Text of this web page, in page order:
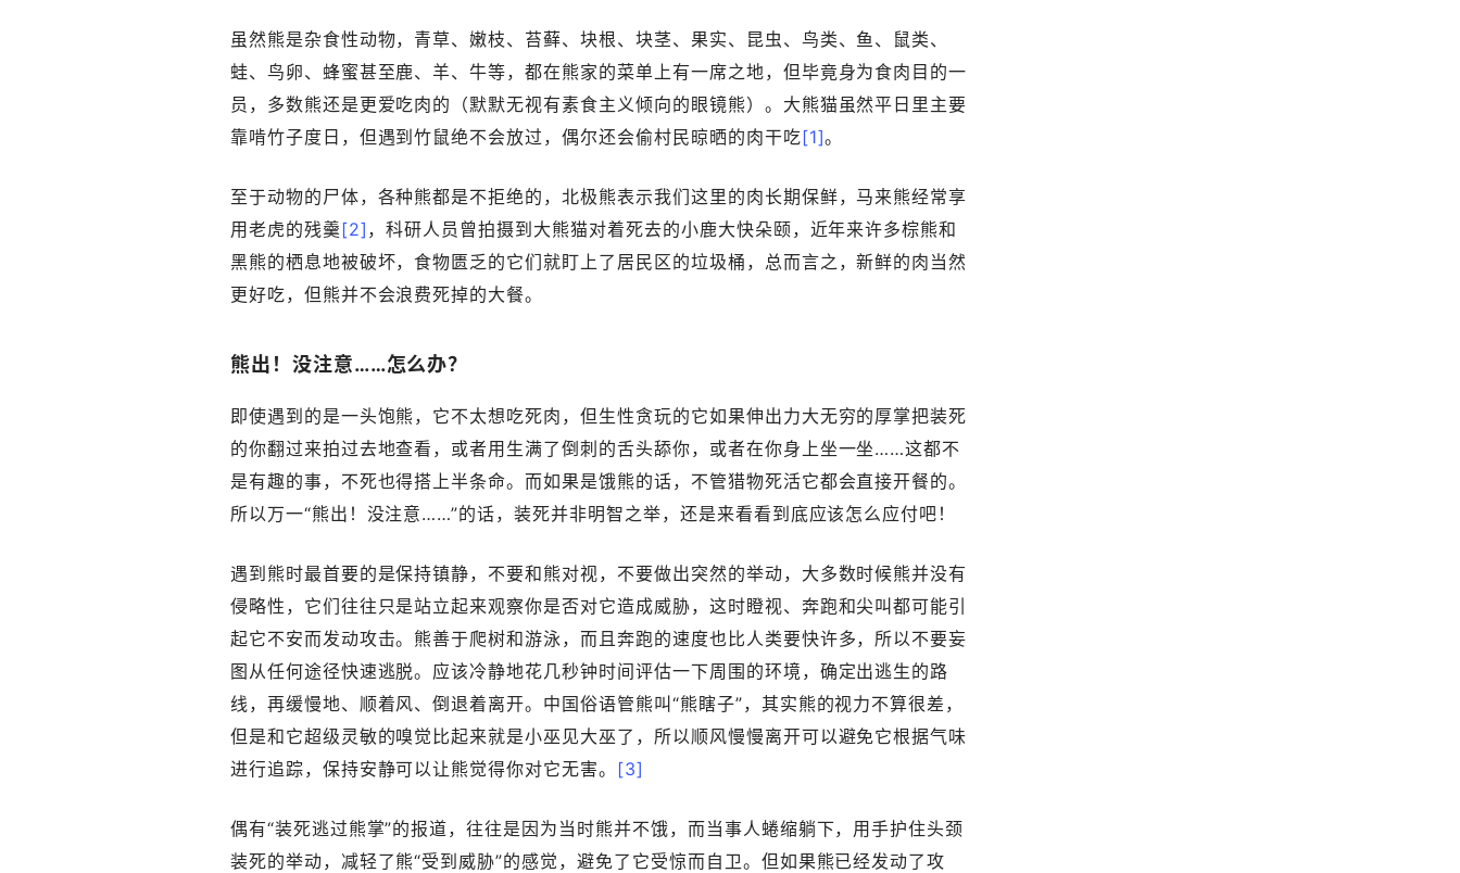
虽然熊是杂食性动物，青草、嫩枝、苔藓、块根、块茎、果实、昆虫、鸟类、鱼、鼠类、
蛙、鸟卵、蜂蜜甚至鹿、羊、牛等，都在熊家的菜单上有一席之地，但毕竟身为食肉目的一
员，多数熊还是更爱吃肉的（默默无视有素食主义倾向的眼镜熊）。大熊猫虽然平日里主要
靠啃竹子度日，但遇到竹鼠绝不会放过，偶尔还会偷村民晾晒的肉干吃[1]。
至于动物的尸体，各种熊都是不拒绝的，北极熊表示我们这里的肉长期保鲜，马来熊经常享
用老虎的残羹[2] ，科研人员曾拍摄到大熊猫对着死去的小鹿大快朵颐，近年来许多棕熊和
黑熊的栖息地被破坏，食物匮乏的它们就盯上了居民区的垃圾桶，总而言之，新鲜的肉当然
更好吃，但熊并不会浪费死掉的大餐。
熊出！没注意……怎么办？
即使遇到的是一头饱熊，它不太想吃死肉，但生性贪玩的它如果伸出力大无穷的厚掌把装死
的你翻过来拍过去地查看，或者用生满了倒刺的舌头舔你，或者在你身上坐一坐……这都不
是有趣的事，不死也得搭上半条命。而如果是饿熊的话，不管猎物死活它都会直接开餐的。
所以万一“熊出！没注意……”的话，装死并非明智之举，还是来看看到底应该怎么应付吧！
遇到熊时最首要的是保持镇静，不要和熊对视，不要做出突然的举动，大多数时候熊并没有
侵略性，它们往往只是站立起来观察你是否对它造成威胁，这时瞪视、奔跑和尖叫都可能引
起它不安而发动攻击。熊善于爬树和游泳，而且奔跑的速度也比人类要快许多，所以不要妄
图从任何途径快速逃脱。应该冷静地花几秒钟时间评估一下周围的环境，确定出逃生的路
线，再缓慢地、顺着风、倒退着离开。中国俗语管熊叫“熊瞎子”，其实熊的视力不算很差，
但是和它超级灵敏的嗅觉比起来就是小巫见大巫了，所以顺风慢慢离开可以避免它根据气味
进行追踪，保持安静可以让熊觉得你对它无害。 [3]
偶有“装死逃过熊掌”的报道，往往是因为当时熊并不饿，而当事人蜷缩躺下，用手护住头颈
装死的举动，减轻了熊“受到威胁”的感觉，避免了它受惊而自卫。但如果熊已经发动了攻